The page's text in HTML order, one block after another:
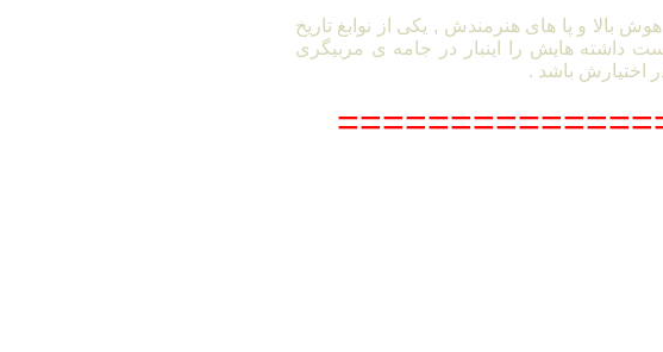
بالا و پا های هنرمندش , یکی از نوابغ تاریخ
داشته هایش را اینبار در جامه ی مربیگری
اختیارش باشد .